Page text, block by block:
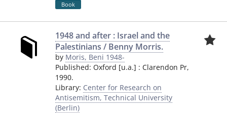
Book
1948 and after : Israel and the
Palestinians / Benny Morris.
by Moris, Beni 1948-
Published: Oxford [u.a.] : Clarendon Pr,
1990.
Library: Center for Research on
Antisemitism, Technical University
(Berlin)